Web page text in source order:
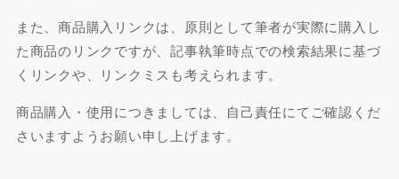
また、商品購入リンクは、原則として筆者が実際に購入し
た商品のリンクですが、記事執筆時点での検索結果に基づ
くリンクや、リンクミスも考えられます。
商品購入・使用につきましては、自己責任にてご確認くだ
さいますようお願い申し上げます。